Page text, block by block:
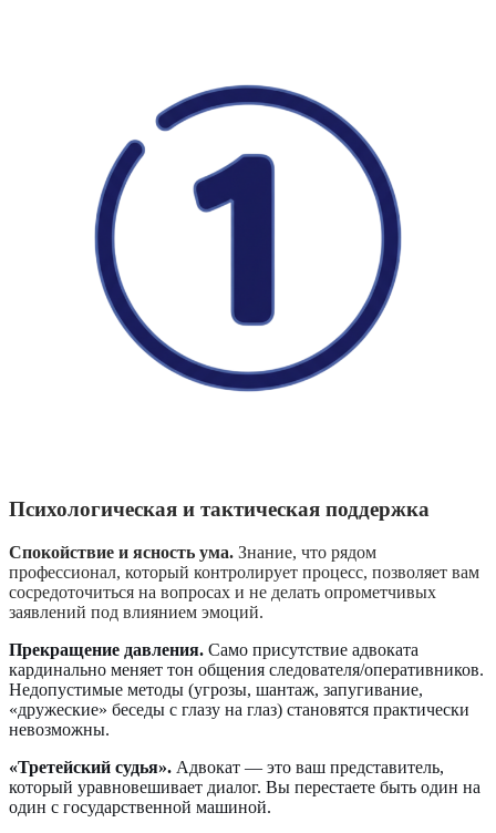
Психологическая и тактическая поддержка
Спокойствие и ясность ума. Знание, что рядом
профессионал, который контролирует процесс, позволяет вам
сосредоточиться на вопросах и не делать опрометчивых
заявлений под влиянием эмоций.
Прекращение давления. Само присутствие адвоката
кардинально меняет тон общения следователя/оперативников.
Недопустимые методы (угрозы, шантаж, запугивание,
«дружеские» беседы с глазу на глаз) становятся практически
невозможны.
«Третейский судья». Адвокат — это ваш представитель,
который уравновешивает диалог. Вы перестаете быть один на
один с государственной машиной.